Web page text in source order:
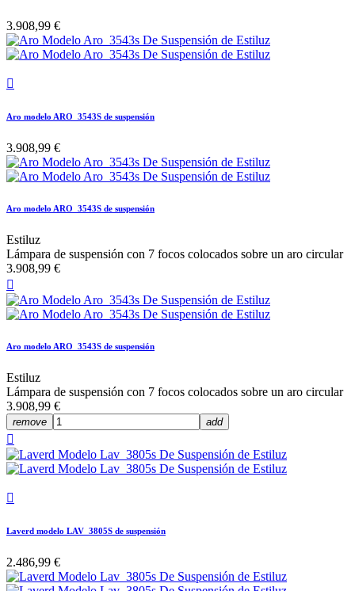
3.908,99 €

Aro modelo ARO_3543S de suspensión
3.908,99 €
Aro modelo ARO_3543S de suspensión
Estiluz
Lámpara de suspensión con 7 focos colocados sobre un aro circular
3.908,99 €

Aro modelo ARO_3543S de suspensión
Estiluz
Lámpara de suspensión con 7 focos colocados sobre un aro circular
3.908,99 €
remove add


Laverd modelo LAV_3805S de suspensión
2.486,99 €